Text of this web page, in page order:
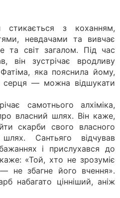
з коханням,
невдачами та вивчає
та світ загалом. Під час
він зустрічає вродливу
яка пояснила йому,
— можна відшукати
самотнього алхіміка,
власний шлях. Він каже,
скарби свого власного
Сантьяго відчував
і прислухався до
«Той, хто не зрозуміє
не збагне його вчення».
набагато цінніший, аніж